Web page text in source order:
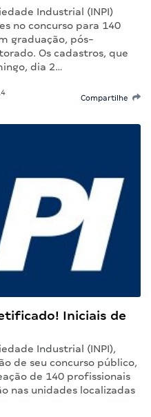
Industrial (INPI)
no concurso para 140
graduação, pós-
Os cadastros, que
dia 2…
Compartilhe
Iniciais de
Industrial (INPI),
de seu concurso público,
de 140 profissionais
nas unidades localizadas